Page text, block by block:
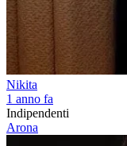
Nikita
1 anno fa
Indipendenti
Arona